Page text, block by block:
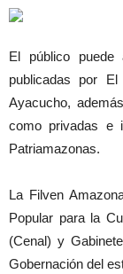
El público puede
publicadas por
Ayacucho,
como privadas e
Patriamazonas.
La Filven
Popular para la
(Cenal) y
Gobernación del